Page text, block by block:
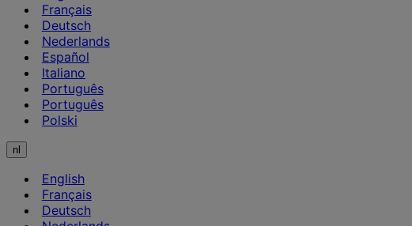
Français
Deutsch
Nederlands
Español
Italiano
Português
Português
Polski
nl
English
Français
Deutsch